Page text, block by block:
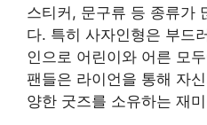
스티커, 문구류 등 종류가
다. 특히 사자인형은 부드
인으로 어린이와 어른 모
팬들은 라이언을 통해 자
양한 굿즈를 소유하는 재